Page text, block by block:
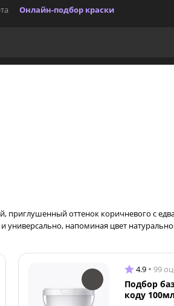
Онлайн-подбор краски
приглушенный оттенок коричневого с
универсально, напоминая цвет
4.9 99
Подбор
коду 100мл